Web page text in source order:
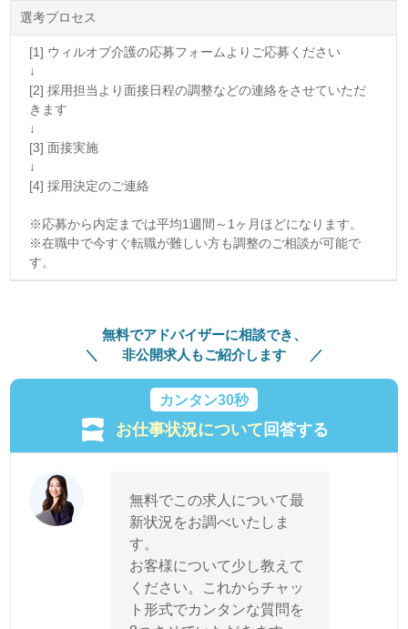
選考プロセス
[1] ウィルオブ介護の応募フォームよりご応募ください
↓
[2] 採用担当より面接日程の調整などの連絡をさせていただ
きます
↓
[3] 面接実施
↓
[4] 採用決定のご連絡
※応募から内定までは平均1週間～1ヶ月ほどになります。
※在職中で今すぐ転職が難しい方も調整のご相談が可能で
す。
無料でアドバイザーに相談でき、
非公開求人もご紹介します
カンタン30秒
お仕事状況について回答する
無料でこの求人について最
新状況をお調べいたしま
す。
お客様について少し教えて
ください。これからチャッ
ト形式でカンタンな質問を